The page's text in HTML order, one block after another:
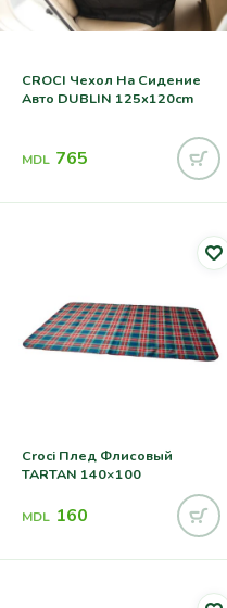
CROCI Чехол На Сидение
Авто DUBLIN 125x120cm
MDL 765
Croci Плед Флисовый
TARTAN 140×100
MDL 160